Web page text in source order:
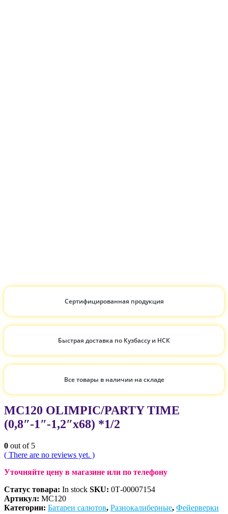
Сертифицированная продукция
Быстрая доставка по Кузбассу и НСК
Все товары в наличии на складе
МС120 OLIMPIC/PARTY TIME
(0,8″-1″-1,2″х68) *1/2
0 out of 5
( There are no reviews yet. )
Уточняйте цену в магазине или по телефону
Статус товара: In stock SKU: 0Т-00007154
Артикул: МС120
Категории: Батареи салютов, Разнокалиберные, Фейерверки